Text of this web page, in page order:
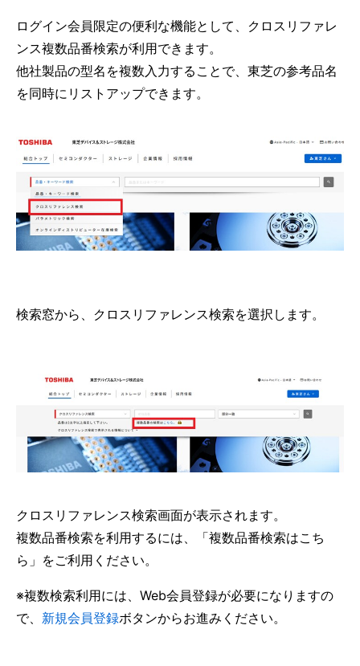
ログイン会員限定の便利な機能として、クロスリファレ
ンス複数品番検索が利用できます。
他社製品の型名を複数入力することで、東芝の参考品名
を同時にリストアップできます。
検索窓から、クロスリファレンス検索を選択します。
クロスリファレンス検索画面が表示されます。
複数品番検索を利用するには、「複数品番検索はこち
ら」をご利用ください。
※複数検索利用には、Web会員登録が必要になりますの
で、 新規会員登録ボタンからお進みください。